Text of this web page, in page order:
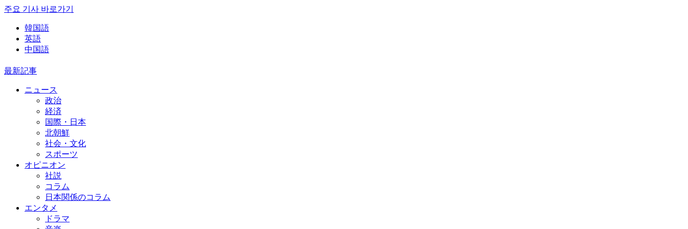
주요 기사 바로가기
韓国語
英語
中国語
最新記事
ニュース
政治
経済
国際・日本
北朝鮮
社会・文化
スポーツ
オピニオン
社説
コラム
日本関係のコラム
エンタメ
ドラマ